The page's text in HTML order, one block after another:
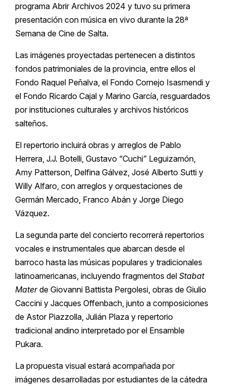
programa Abrir Archivos 2024 y tuvo su primera
presentación con música en vivo durante la 28ª
Semana de Cine de Salta.
Las imágenes proyectadas pertenecen a distintos
fondos patrimoniales de la provincia, entre ellos el
Fondo Raquel Peñalva, el Fondo Cornejo Isasmendi y
el Fondo Ricardo Cajal y Marino García, resguardados
por instituciones culturales y archivos históricos
salteños.
El repertorio incluirá obras y arreglos de Pablo
Herrera, J.J. Botelli, Gustavo “Cuchi” Leguizamón,
Amy Patterson, Delfina Gálvez, José Alberto Sutti y
Willy Alfaro, con arreglos y orquestaciones de
Germán Mercado, Franco Abán y Jorge Diego
Vázquez.
La segunda parte del concierto recorrerá repertorios
vocales e instrumentales que abarcan desde el
barroco hasta las músicas populares y tradicionales
latinoamericanas, incluyendo fragmentos del Stabat
Materde Giovanni Battista Pergolesi, obras de Giulio
Caccini y Jacques Offenbach, junto a composiciones
de Astor Piazzolla, Julián Plaza y repertorio
tradicional andino interpretado por el Ensamble
Pukara.
La propuesta visual estará acompañada por
imágenes desarrolladas por estudiantes de la cátedra